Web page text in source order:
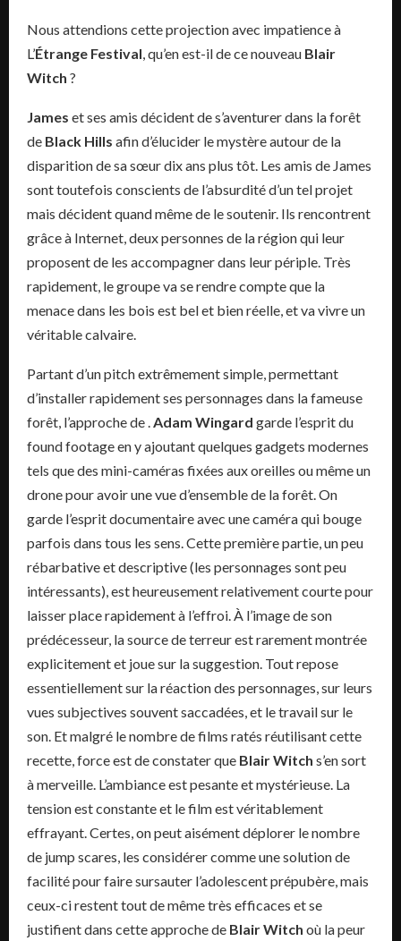
Nous attendions cette projection avec impatience à
L’Étrange Festival, qu’en est-il de ce nouveau Blair
Witch ?
James et ses amis décident de s’aventurer dans la forêt
de Black Hills afin d’élucider le mystère autour de la
disparition de sa sœur dix ans plus tôt. Les amis de James
sont toutefois conscients de l’absurdité d’un tel projet
mais décident quand même de le soutenir. Ils rencontrent
grâce à Internet, deux personnes de la région qui leur
proposent de les accompagner dans leur périple. Très
rapidement, le groupe va se rendre compte que la
menace dans les bois est bel et bien réelle, et va vivre un
véritable calvaire.
Partant d’un pitch extrêmement simple, permettant
d’installer rapidement ses personnages dans la fameuse
forêt, l’approche de .Adam Wingard garde l’esprit du
found footage en y ajoutant quelques gadgets modernes
tels que des mini-caméras fixées aux oreilles ou même un
drone pour avoir une vue d’ensemble de la forêt. On
garde l’esprit documentaire avec une caméra qui bouge
parfois dans tous les sens. Cette première partie, un peu
rébarbative et descriptive (les personnages sont peu
intéressants), est heureusement relativement courte pour
laisser place rapidement à l’effroi. À l’image de son
prédécesseur, la source de terreur est rarement montrée
explicitement et joue sur la suggestion. Tout repose
essentiellement sur la réaction des personnages, sur leurs
vues subjectives souvent saccadées, et le travail sur le
son. Et malgré le nombre de films ratés réutilisant cette
recette, force est de constater que Blair Witch s’en sort
à merveille. L’ambiance est pesante et mystérieuse. La
tension est constante et le film est véritablement
effrayant. Certes, on peut aisément déplorer le nombre
de jump scares, les considérer comme une solution de
facilité pour faire sursauter l’adolescent prépubère, mais
ceux-ci restent tout de même très efficaces et se
justifient dans cette approche de Blair Witch où la peur